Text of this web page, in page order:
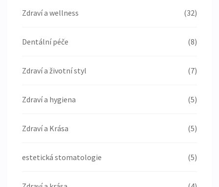
Zdraví a wellness (32)
Dentální péče (8)
Zdraví a životní styl (7)
Zdraví a hygiena (5)
Zdraví a Krása (5)
estetická stomatologie (5)